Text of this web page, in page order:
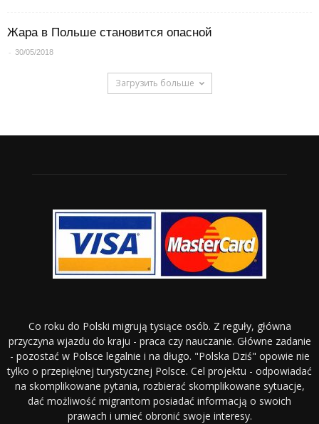
Жара в Польше становится опасной
- 30/05/2018
Загрузить больше
Co roku do Polski migrują tysiące osób. Z reguły, główna
przyczyna wjazdu do kraju - praca czy nauczanie. Główne zadanie
- pozostać w Polsce legalnie i na długo. "Polska Dziś" opowie nie
tylko o przepięknej turystycznej Polsce. Cel projektu - odpowiadać
na skomplikowane pytania, rozbierać skomplikowane sytuacje,
dać możliwość migrantom posiadać informacją o swoich
prawach i umieć obronić swoje interesy.